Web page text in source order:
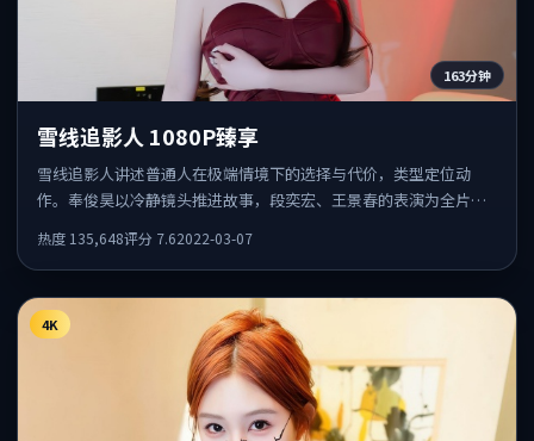
163分钟
雪线追影人 1080P臻享
雪线追影人讲述普通人在极端情境下的选择与代价，类型定位动
作。奉俊昊以冷静镜头推进故事，段奕宏、王景春的表演为全片情
热度 135,648评分 7.62022-03-07
4K